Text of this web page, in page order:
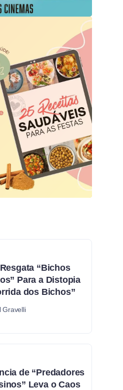
“Bichos
Para a Distopia
dos Bichos”
Gravelli
de “Predadores
Leva o Caos